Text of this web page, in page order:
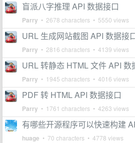
盲派八字推理 API 数据接口
Parry • 2678 characters • 5550 views
URL 生成网站截图 API 数据接
Parry • 2816 characters • 4139 views
URL 转静态 HTML 文件 API 数
Parry • 1945 characters • 4016 views
PDF 转 HTML API 数据接口
Parry • 1761 characters • 4263 views
有哪些开源程序可以快速构建
huage • 70 characters • 4778 views